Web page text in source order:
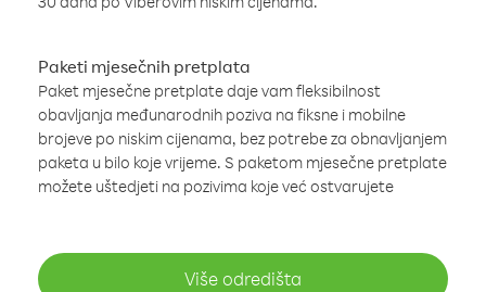
Paketi mjesečnih pretplata
Paket mjesečne pretplate daje vam fleksibilnost
obavljanja međunarodnih poziva na fiksne i mobilne
brojeve po niskim cijenama, bez potrebe za obnavljanjem
paketa u bilo koje vrijeme. S paketom mjesečne pretplate
možete uštedjeti na pozivima koje već ostvarujete
Više odredišta